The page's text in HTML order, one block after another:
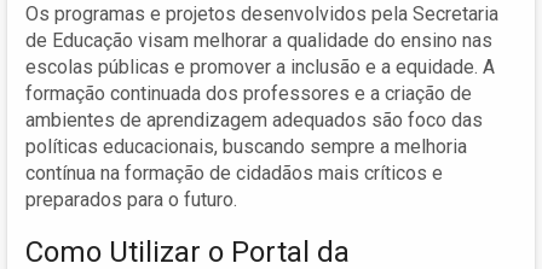
Os programas e projetos desenvolvidos pela Secretaria
de Educação visam melhorar a qualidade do ensino nas
escolas públicas e promover a inclusão e a equidade. A
formação continuada dos professores e a criação de
ambientes de aprendizagem adequados são foco das
políticas educacionais, buscando sempre a melhoria
contínua na formação de cidadãos mais críticos e
preparados para o futuro.
Como Utilizar o Portal da